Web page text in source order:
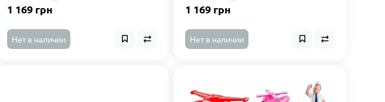
1 169 грн
Нет в наличии
1 169 грн
Нет в наличии